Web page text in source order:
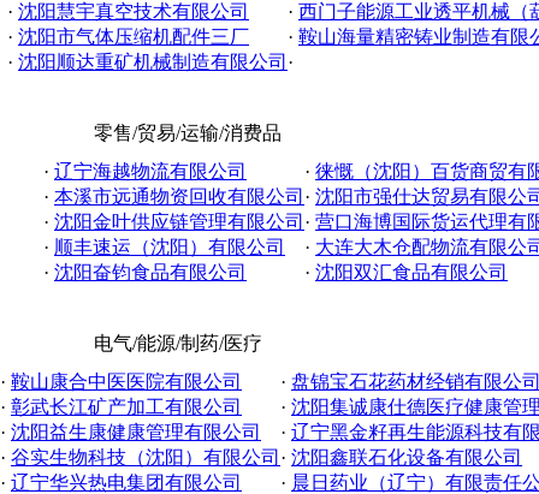
· 沈阳慧宇真空技术有限公司 · 西门子能源工业透平机械（
· 沈阳市气体压缩机配件三厂 · 鞍山海量精密铸业制造有限
· 沈阳顺达重矿机械制造有限公司 ·
零售/贸易/运输/消费品
· 辽宁海越物流有限公司 · 徕慨（沈阳）百货商贸有
· 本溪市远通物资回收有限公司 · 沈阳市强仕达贸易有限公
· 沈阳金叶供应链管理有限公司 · 营口海博国际货运代理有
· 顺丰速运（沈阳）有限公司 · 大连大木仓配物流有限公
· 沈阳奋钧食品有限公司 · 沈阳双汇食品有限公司
电气/能源/制药/医疗
· 鞍山康合中医医院有限公司 · 盘锦宝石花药材经销有限公
· 彰武长江矿产加工有限公司 · 沈阳集诚康仕德医疗健康管
· 沈阳益生康健康管理有限公司 · 辽宁黑金籽再生能源科技有
· 谷实生物科技（沈阳）有限公司 · 沈阳鑫联石化设备有限公司
· 辽宁华兴热电集团有限公司 · 晨日药业（辽宁）有限责任